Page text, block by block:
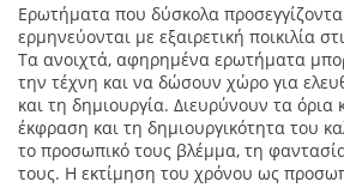
Ερωτήματα που δύσκολα
ερμηνεύονται με εξαιρετική ποικιλία
Τα ανοιχτά, αφηρημένα ερωτήματα
την τέχνη και να δώσουν χώρο για
και τη δημιουργία. Διευρύνουν τα όρια
έκφραση και τη δημιουργικότητα του
το προσωπικό τους βλέμμα, τη φαντασία
τους. Η εκτίμηση του χρόνου ως